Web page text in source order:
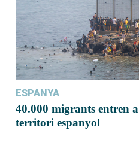
ESPANYA
40.000 migrants entren a
territori espanyol